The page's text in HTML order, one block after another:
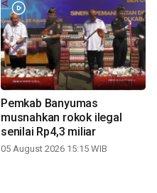
Pemkab Banyumas
musnahkan rokok ilegal
senilai Rp4,3 miliar
05 August 2026 15:15 WIB